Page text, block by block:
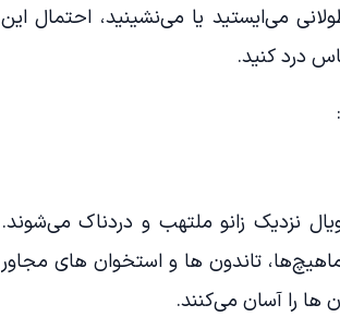
می‌ایستید یا می‌نشینید، احتمال این
درد کنید.
نزدیک زانو ملتهب و دردناک می‌شوند.
تاندون ها و استخوان های مجاور
ها را آسان می‌کنند.